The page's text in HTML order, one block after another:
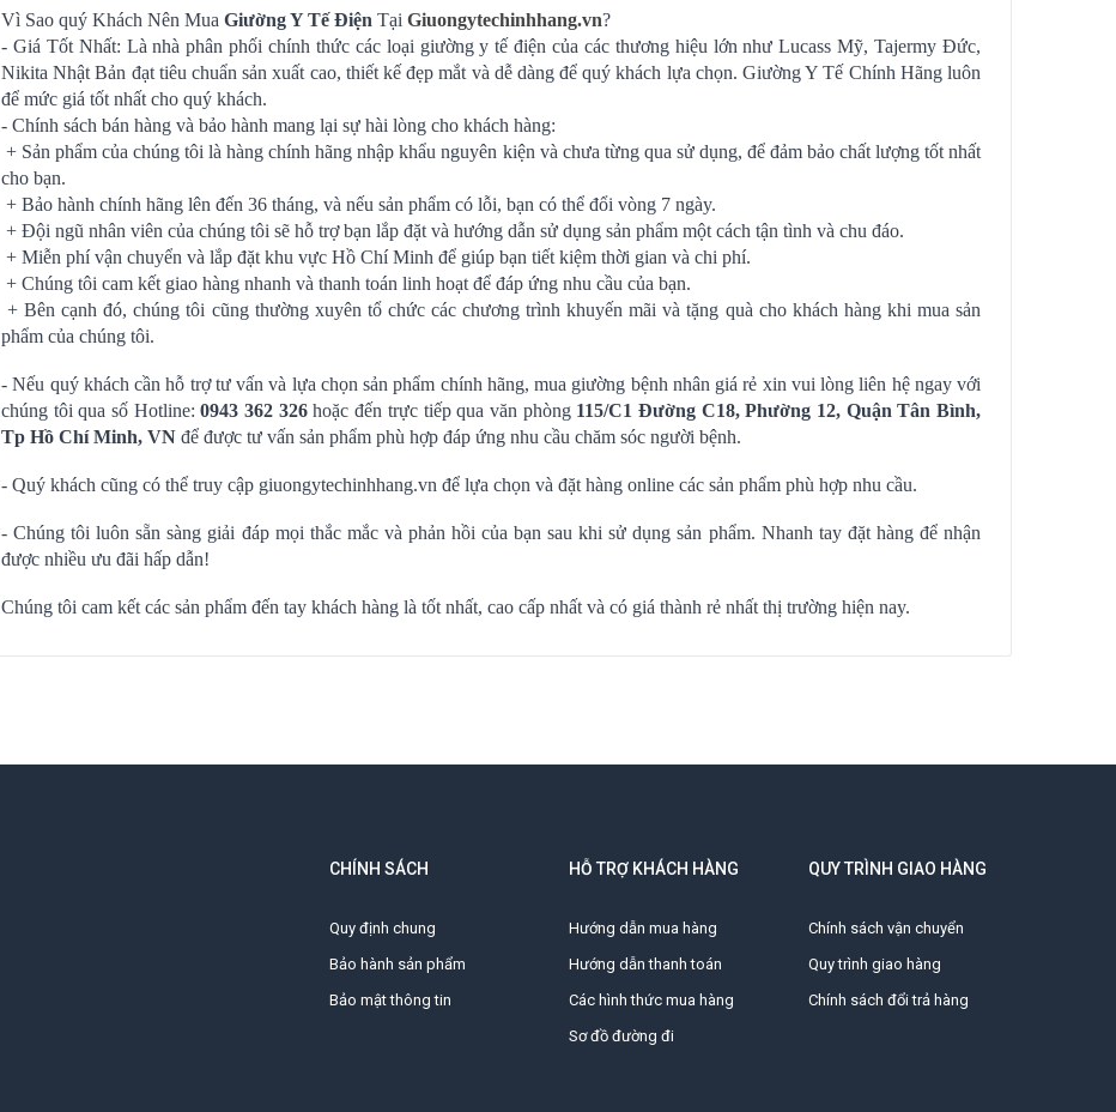
Vì Sao quý Khách Nên Mua Giường Y Tế Điện Tại Giuongytechinhhang.vn?
- Giá Tốt Nhất: Là nhà phân phối chính thức các loại giường y tế điện của các thương hiệu lớn như Lucass Mỹ, Tajermy Đức,
Nikita Nhật Bản đạt tiêu chuẩn sản xuất cao, thiết kế đẹp mắt và dễ dàng để quý khách lựa chọn. Giường Y Tế Chính Hãng luôn
để mức giá tốt nhất cho quý khách.
- Chính sách bán hàng và bảo hành mang lại sự hài lòng cho khách hàng:
+ Sản phẩm của chúng tôi là hàng chính hãng nhập khẩu nguyên kiện và chưa từng qua sử dụng, để đảm bảo chất lượng tốt nhất
cho bạn.
+ Bảo hành chính hãng lên đến 36 tháng, và nếu sản phẩm có lỗi, bạn có thể đổi vòng 7 ngày.
+ Đội ngũ nhân viên của chúng tôi sẽ hỗ trợ bạn lắp đặt và hướng dẫn sử dụng sản phẩm một cách tận tình và chu đáo.
+ Miễn phí vận chuyển và lắp đặt khu vực Hồ Chí Minh để giúp bạn tiết kiệm thời gian và chi phí.
+ Chúng tôi cam kết giao hàng nhanh và thanh toán linh hoạt để đáp ứng nhu cầu của bạn.
+ Bên cạnh đó, chúng tôi cũng thường xuyên tổ chức các chương trình khuyến mãi và tặng quà cho khách hàng khi mua sản
phẩm của chúng tôi.
- Nếu quý khách cần hỗ trợ tư vấn và lựa chọn sản phẩm chính hãng, mua giường bệnh nhân giá rẻ xin vui lòng liên hệ ngay với
chúng tôi qua số Hotline:0943 362 326hoặc đến trực tiếp qua văn phòng 115/C1 Đường C18, Phường 12, Quận Tân Bình,
Tp Hồ Chí Minh, VN để được tư vấn sản phẩm phù hợp đáp ứng nhu cầu chăm sóc người bệnh.
- Quý khách cũng có thể truy cập giuongytechinhhang.vn để lựa chọn và đặt hàng online các sản phẩm phù hợp nhu cầu.
- Chúng tôi luôn sẵn sàng giải đáp mọi thắc mắc và phản hồi của bạn sau khi sử dụng sản phẩm. Nhanh tay đặt hàng để nhận
được nhiều ưu đãi hấp dẫn!
Chúng tôi cam kết các sản phẩm đến tay khách hàng là tốt nhất, cao cấp nhất và có giá thành rẻ nhất thị trường hiện nay.
CHÍNH SÁCH
Quy định chung
Bảo hành sản phẩm
Bảo mật thông tin
HỖ TRỢ KHÁCH HÀNG
Hướng dẫn mua hàng
Hướng dẫn thanh toán
Các hình thức mua hàng
Sơ đồ đường đi
QUY TRÌNH GIAO HÀNG
Chính sách vận chuyển
Quy trình giao hàng
Chính sách đổi trả hàng